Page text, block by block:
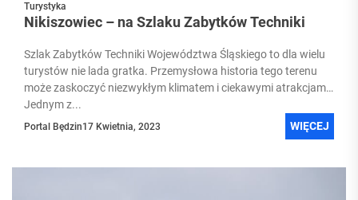
Turystyka
Nikiszowiec – na Szlaku Zabytków Techniki
Szlak Zabytków Techniki Województwa Śląskiego to dla wielu
turystów nie lada gratka. Przemysłowa historia tego terenu
może zaskoczyć niezwykłym klimatem i ciekawymi atrakcjami.
Jednym z...
Portal Będzin17 Kwietnia, 2023 WIĘCEJ